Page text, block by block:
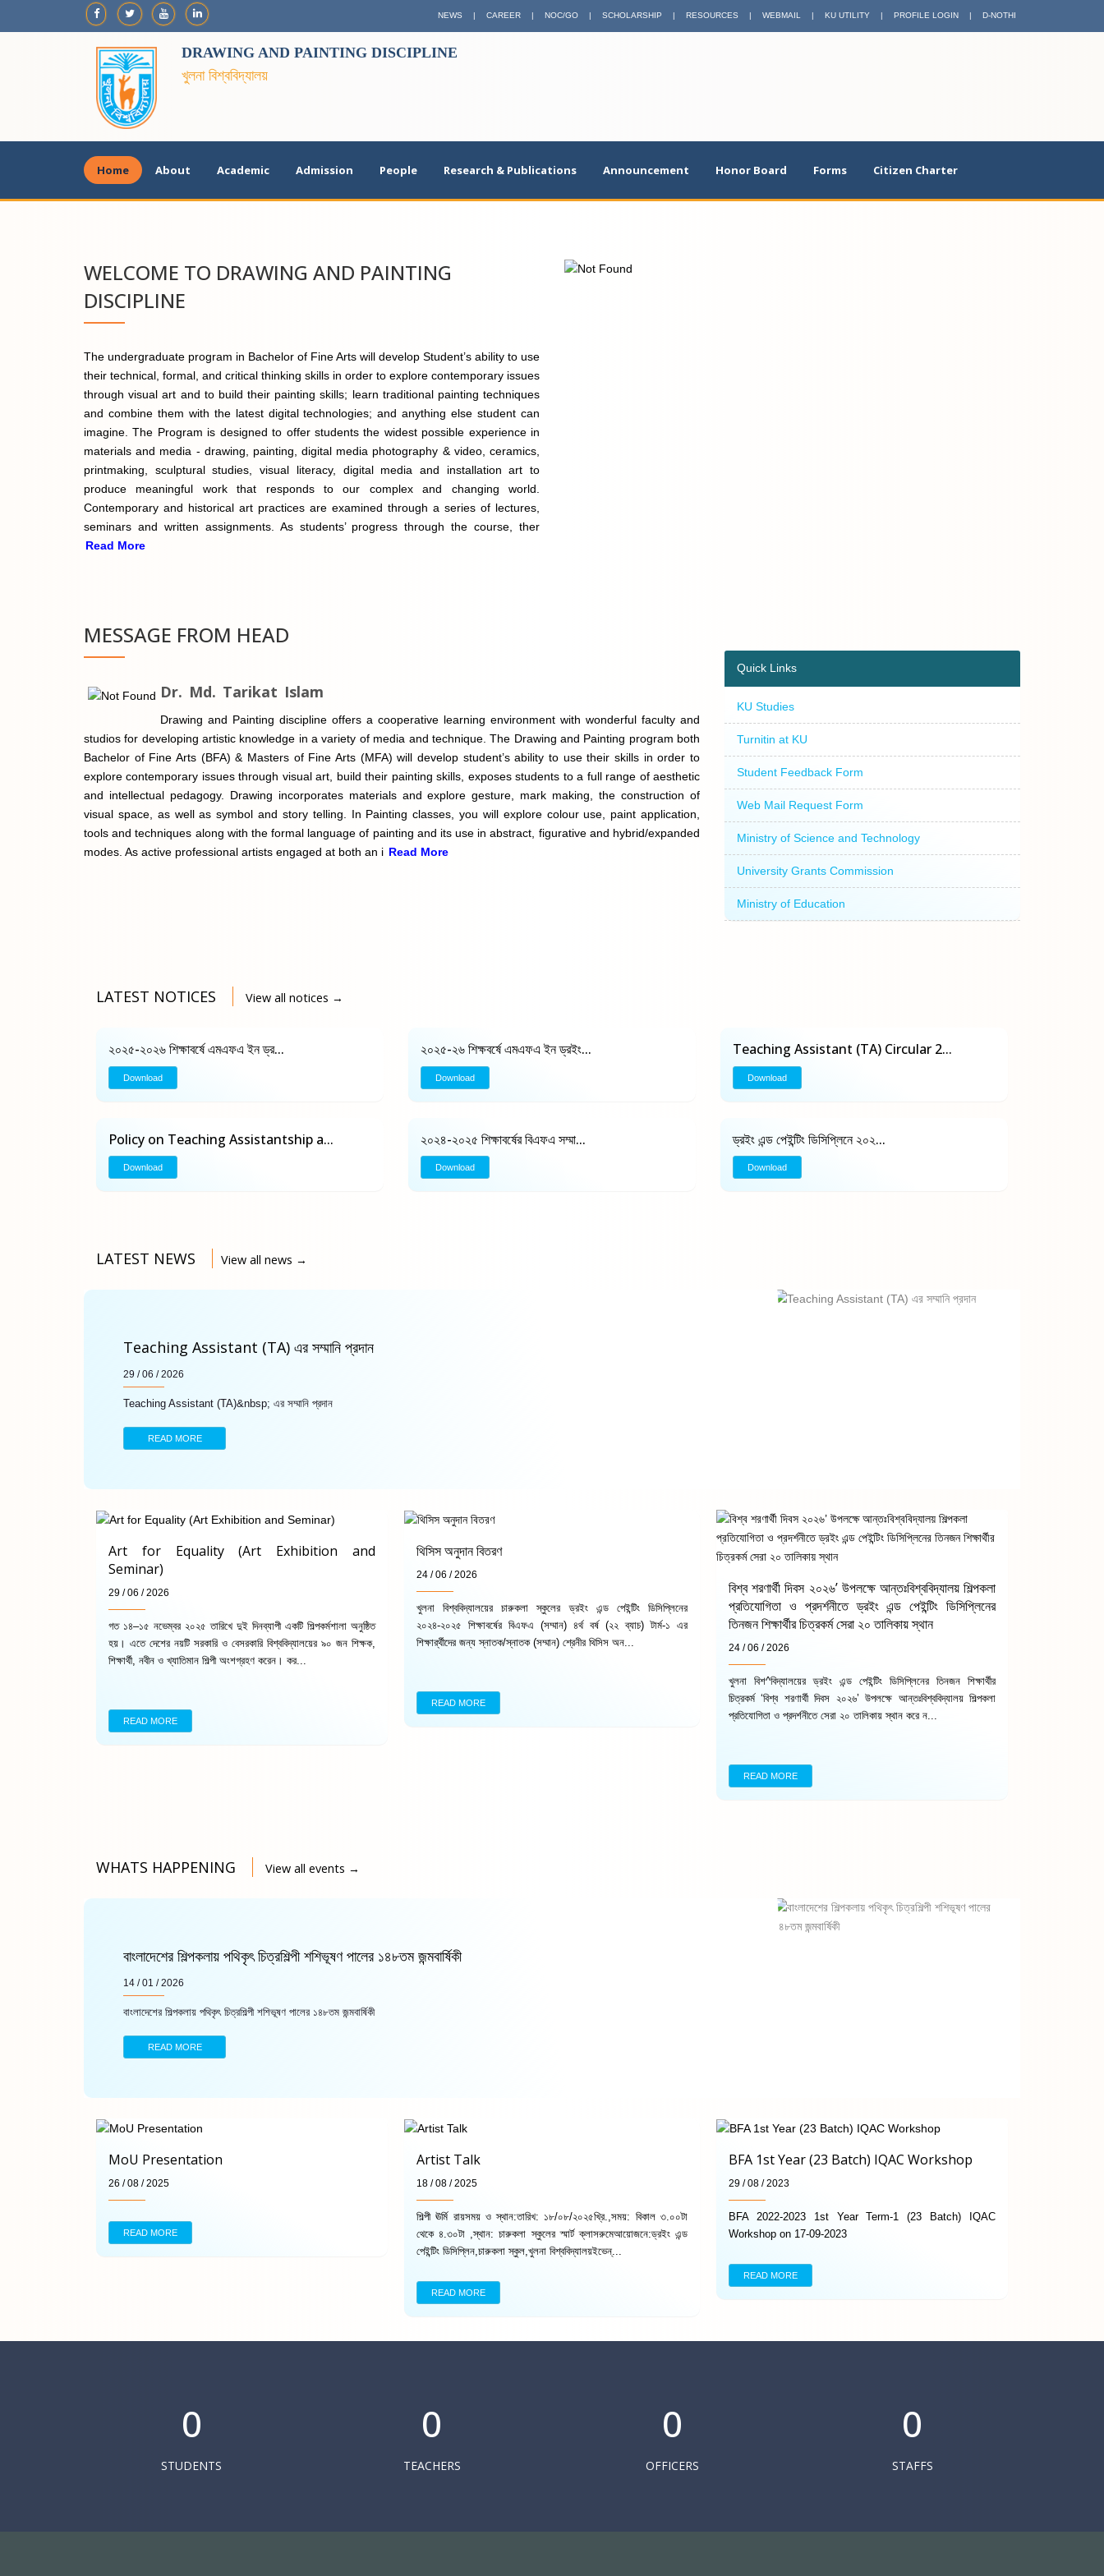
NEWS | CAREER | NOC/GO | SCHOLARSHIP | RESOURCES | WEBMAIL | KU UTILITY | PROFILE LOGIN | D-NOTHI
DRAWING AND PAINTING DISCIPLINE
খুলনা বিশ্ববিদ্যালয়
Home About Academic Admission People Research & Publications Announcement Honor Board Forms Citizen Charter
WELCOME TO DRAWING AND PAINTING
DISCIPLINE
The undergraduate program in Bachelor of Fine Arts will develop Student’s ability to use
their technical, formal, and critical thinking skills in order to explore contemporary issues
through visual art and to build their painting skills; learn traditional painting techniques
and combine them with the latest digital technologies; and anything else student can
imagine. The Program is designed to offer students the widest possible experience in
materials and media - drawing, painting, digital media photography & video, ceramics,
printmaking, sculptural studies, visual literacy, digital media and installation art to
produce meaningful work that responds to our complex and changing world.
Contemporary and historical art practices are examined through a series of lectures,
seminars and written assignments. As students’ progress through the course, ther
Read More
MESSAGE FROM HEAD
Dr. Md. Tarikat Islam
Drawing and Painting discipline offers a cooperative learning environment with wonderful faculty and
studios for developing artistic knowledge in a variety of media and technique. The Drawing and Painting program both
Bachelor of Fine Arts (BFA) & Masters of Fine Arts (MFA) will develop student’s ability to use their skills in order to
explore contemporary issues through visual art, build their painting skills, exposes students to a full range of aesthetic
and intellectual pedagogy. Drawing incorporates materials and explore gesture, mark making, the construction of
visual space, as well as symbol and story telling. In Painting classes, you will explore colour use, paint application,
tools and techniques along with the formal language of painting and its use in abstract, figurative and hybrid/expanded
modes. As active professional artists engaged at both an i Read More
Quick Links
KU Studies
Turnitin at KU
Student Feedback Form
Web Mail Request Form
Ministry of Science and Technology
University Grants Commission
Ministry of Education
LATEST NOTICES View all notices →
২০২৫-২০২৬ শিক্ষাবর্ষে এমএফএ ইন ড্র...
Download
২০২৫-২৬ শিক্ষবর্ষে এমএফএ ইন ড্রইং...
Download
Teaching Assistant (TA) Circular 2...
Download
Policy on Teaching Assistantship a...
Download
২০২৪-২০২৫ শিক্ষাবর্ষের বিএফএ সম্মা...
Download
ড্রইং এন্ড পেইন্টিং ডিসিপ্লিনে ২০২...
Download
LATEST NEWS View all news →
Teaching Assistant (TA) এর সম্মানি প্রদান
29 / 06 / 2026
Teaching Assistant (TA)&nbsp; এর সম্মানি প্রদান
READ MORE
Art for Equality (Art Exhibition and
Seminar)
29 / 06 / 2026
গত ১৪–১৫ নভেম্বর ২০২৫ তারিখে দুই দিনব্যাপী একটি শিল্পকর্মশালা অনুষ্ঠিত
হয়। এতে দেশের নয়টি সরকারি ও বেসরকারি বিশ্ববিদ্যালয়ের ৯০ জন শিক্ষক,
শিক্ষার্থী, নবীন ও খ্যাতিমান শিল্পী অংশগ্রহণ করেন। কর...
READ MORE
থিসিস অনুদান বিতরণ
24 / 06 / 2026
খুলনা বিশ্ববিদ্যালয়ের চারুকলা স্কুলের ড্রইং এন্ড পেইন্টিং ডিসিপ্লিনের
২০২৪-২০২৫ শিক্ষাবর্ষের বিএফএ (সম্মান) ৪র্থ বর্ষ (২২ ব্যাচ) টার্ম-১ এর
শিক্ষার্র্থীদের জন্য স্নাতক/স্নাতক (সম্মান) শ্রেনীর থিসিস অন...
READ MORE
বিশ্ব শরণার্থী দিবস ২০২৬’ উপলক্ষে আন্তঃবিশ্ববিদ্যালয় শিল্পকলা
প্রতিযোগিতা ও প্রদর্শনীতে ড্রইং এন্ড পেইন্টিং ডিসিপ্লিনের
তিনজন শিক্ষার্থীর চিত্রকর্ম সেরা ২০ তালিকায় স্থান
24 / 06 / 2026
খুলনা বিশ^বিদ্যালয়ের ড্রইং এন্ড পেইন্টিং ডিসিপ্লিনের তিনজন শিক্ষার্থীর
চিত্রকর্ম ‘বিশ্ব শরণার্থী দিবস ২০২৬’ উপলক্ষে আন্তঃবিশ্ববিদ্যালয় শিল্পকলা
প্রতিযোগিতা ও প্রদর্শনীতে সেরা ২০ তালিকায় স্থান করে ন...
READ MORE
WHATS HAPPENING View all events →
বাংলাদেশের শিল্পকলায় পথিকৃৎ চিত্রশিল্পী শশিভূষণ পালের ১৪৮তম জন্মবার্ষিকী
14 / 01 / 2026
বাংলাদেশের শিল্পকলায় পথিকৃৎ চিত্রশিল্পী শশিভূষণ পালের ১৪৮তম জন্মবার্ষিকী
READ MORE
MoU Presentation
26 / 08 / 2025
READ MORE
Artist Talk
18 / 08 / 2025
শিল্পী ঊর্মি রায়সময় ও স্থান:তারিখ: ১৮/০৮/২০২৫খ্রি.,সময়: বিকাল ৩.০০টা
থেকে ৪.৩০টা ,স্থান: চারুকলা স্কুলের স্মার্ট ক্লাসরুমেআয়োজনে:ড্রইং এন্ড
পেইন্টিং ডিসিপ্লিন,চারুকলা স্কুল,খুলনা বিশ্ববিদ্যালয়ইভেন্...
READ MORE
BFA 1st Year (23 Batch) IQAC Workshop
29 / 08 / 2023
BFA 2022-2023 1st Year Term-1 (23 Batch) IQAC
Workshop on 17-09-2023
READ MORE
0
STUDENTS
0
TEACHERS
0
OFFICERS
0
STAFFS